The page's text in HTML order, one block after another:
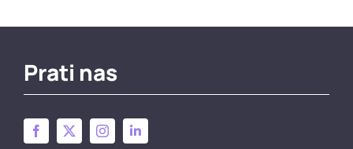
Prati nas